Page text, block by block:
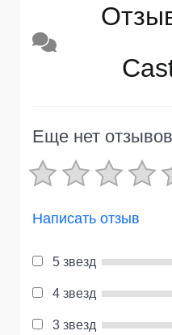
Еще нет отзывов
Написать отзыв
5 звезд
4 звезд
3 звезд